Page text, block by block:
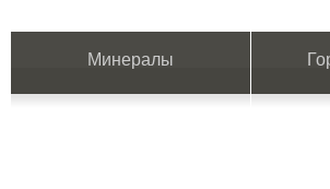
Минералы